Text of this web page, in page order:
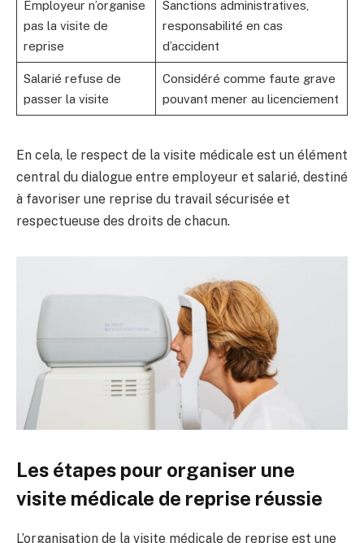
Employeur n’organise
pas la visite de
reprise
Sanctions administratives,
responsabilité en cas
d’accident
Salarié refuse de
passer la visite
Considéré comme faute grave
pouvant mener au licenciement
En cela, le respect de la visite médicale est un élément
central du dialogue entre employeur et salarié, destiné
à favoriser une reprise du travail sécurisée et
respectueuse des droits de chacun.
Les étapes pour organiser une
visite médicale de reprise réussie
L’organisation de la visite médicale de reprise est une